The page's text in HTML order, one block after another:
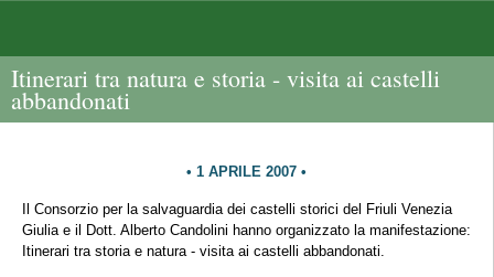
Itinerari tra natura e storia - visita ai castelli
abbandonati
1 APRILE 2007
Il Consorzio per la salvaguardia dei castelli storici del Friuli Venezia
Giulia e il Dott. Alberto Candolini hanno organizzato la manifestazione:
Itinerari tra storia e natura - visita ai castelli abbandonati.